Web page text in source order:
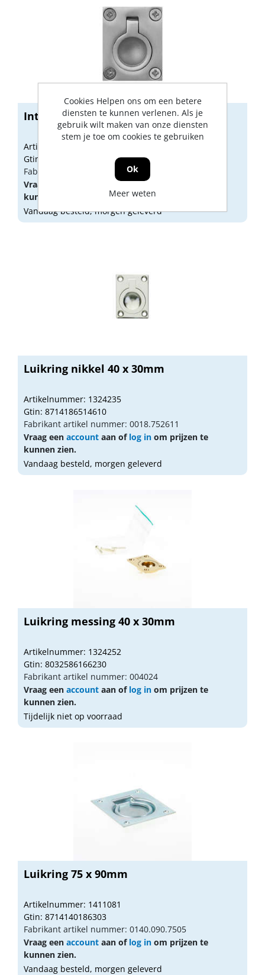
Inter Luikring RVS mat 48 x 38mm
Artikelnummer: 1324230
Gtin: 8716075827399
Fabrikant artikel nummer: GPF070509000
Vraag een
aan oflog in
kunnen zien.
Vandaag besteld, morgen geleverd
Luikring nikkel 40 x 30mm
Artikelnummer: 1324235
Gtin: 8714186514610
Fabrikant artikel nummer: 0018.752611
Vraag een account aan of log in om prijzen te
kunnen zien.
Vandaag besteld, morgen geleverd
Luikring messing 40 x 30mm
Artikelnummer: 1324252
Gtin: 8032586166230
Fabrikant artikel nummer: 004024
Vraag een account aan of log in om prijzen te
kunnen zien.
Tijdelijk niet op voorraad
Luikring 75 x 90mm
Artikelnummer: 1411081
Gtin: 8714140186303
Fabrikant artikel nummer: 0140.090.7505
Vraag een account aan of log in om prijzen te
kunnen zien.
Vandaag besteld, morgen geleverd
Cookies Helpen ons om een betere
diensten te kunnen verlenen. Als je
gebruik wilt maken van onze diensten
stem je toe om cookies te gebruiken
Ok
Meer weten